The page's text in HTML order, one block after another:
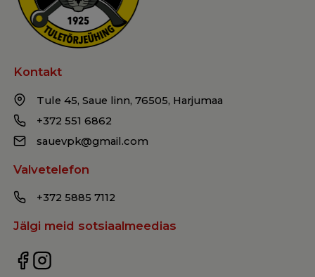
Kontakt
Tule 45, Saue linn, 76505, Harjumaa
+372 551 6862
sauevpk@gmail.com
Valvetelefon
+372 5885 7112
Jälgi meid sotsiaalmeedias